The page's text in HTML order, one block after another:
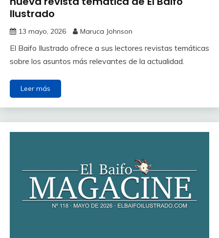
Ilustrado
13 mayo, 2026 Maruca Johnson
El Baifo Ilustrado ofrece a sus lectores revistas temáticas
sobre los asuntos más relevantes de la actualidad.
Leer más